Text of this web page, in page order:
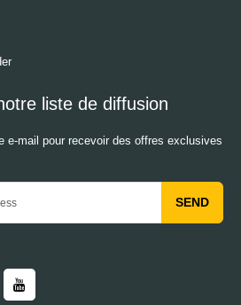
liste de diffusion
e-mail pour recevoir des offres exclusives
SEND